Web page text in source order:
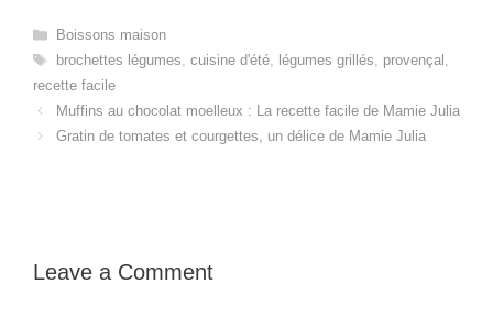
Categories
Boissons maison
Tags
brochettes légumes, cuisine d'été, légumes grillés, provençal ,
recette facile
Muffins au chocolat moelleux : La recette facile de Mamie Julia
Gratin de tomates et courgettes, un délice de Mamie Julia
Leave a Comment